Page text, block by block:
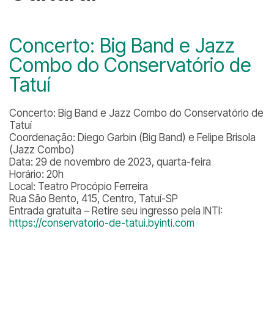
Concerto: Big Band e Jazz
Combo do Conservatório de
Tatuí
Concerto: Big Band e Jazz Combo do Conservatório de
Tatuí
Coordenação: Diego Garbin (Big Band) e Felipe Brisola
(Jazz Combo)
Data: 29 de novembro de 2023, quarta-feira
Horário: 20h
Local: Teatro Procópio Ferreira
Rua São Bento, 415, Centro, Tatuí-SP
Entrada gratuita – Retire seu ingresso pela INTI:
https://conservatorio-de-tatui.byinti.com